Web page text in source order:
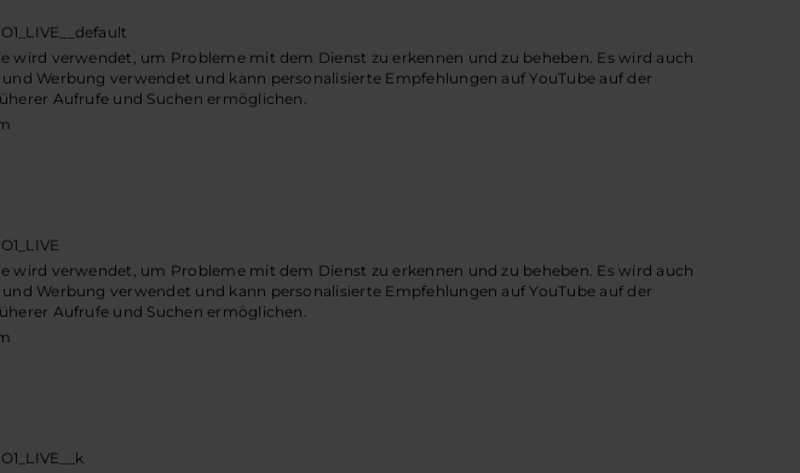
wird verwendet, um Probleme mit dem Dienst zu erkennen und zu beheben. Es wird auch
Werbung verwendet und kann personalisierte Empfehlungen auf YouTube auf der
Aufrufe und Suchen ermöglichen.
wird verwendet, um Probleme mit dem Dienst zu erkennen und zu beheben. Es wird auch
Werbung verwendet und kann personalisierte Empfehlungen auf YouTube auf der
Aufrufe und Suchen ermöglichen.